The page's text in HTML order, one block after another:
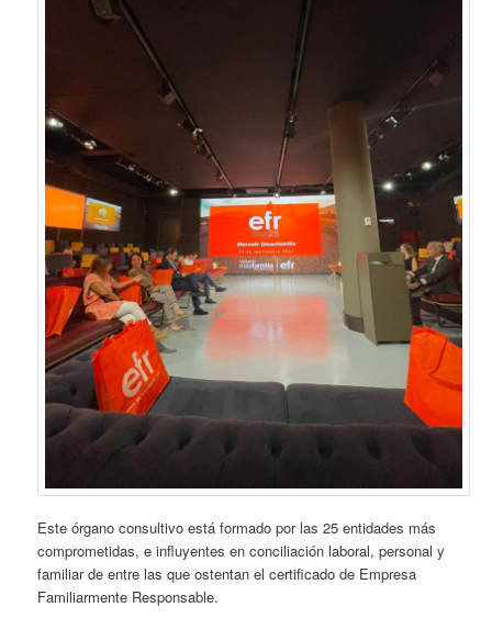
Este órgano consultivo está formado por las 25 entidades más
comprometidas, e influyentes en conciliación laboral, personal y
familiar de entre las que ostentan el certificado de Empresa
Familiarmente Responsable.